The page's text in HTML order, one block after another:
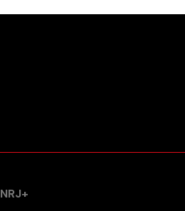
NRJ+